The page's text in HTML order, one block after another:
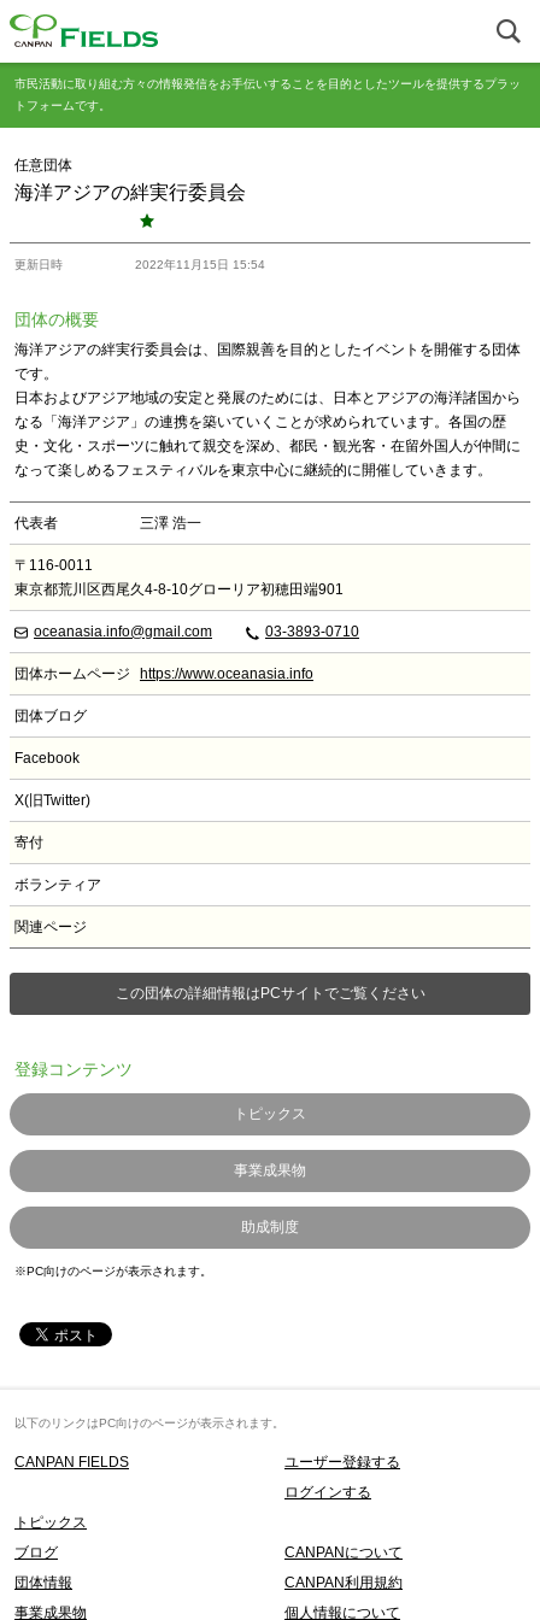
市民活動に取り組む方々の情報発信をお手伝いすることを目的としたツールを提供するプラッ
トフォームです。
任意団体
海洋アジアの絆実行委員会
更新日時 2022年11月15日 15:54
団体の概要
海洋アジアの絆実行委員会は、国際親善を目的としたイベントを開催する団体
です。
日本およびアジア地域の安定と発展のためには、日本とアジアの海洋諸国から
なる「海洋アジア」の連携を築いていくことが求められています。各国の歴
史・文化・スポーツに触れて親交を深め、都民・観光客・在留外国人が仲間に
なって楽しめるフェスティバルを東京中心に継続的に開催していきます。
代表者 三澤 浩一
〒116-0011
東京都荒川区西尾久4-8-10グローリア初穂田端901
oceanasia.info@gmail.com 03-3893-0710
団体ホームページ https://www.oceanasia.info
団体ブログ
Facebook
X(旧Twitter)
寄付
ボランティア
関連ページ
この団体の詳細情報はPCサイトでご覧ください
登録コンテンツ
トピックス
事業成果物
助成制度
※PC向けのページが表示されます。
以下のリンクはPC向けのページが表示されます。
CANPAN FIELDS
ユーザー登録する
ログインする
トピックス
ブログ
団体情報
事業成果物
CANPANについて
CANPAN利用規約
個人情報について